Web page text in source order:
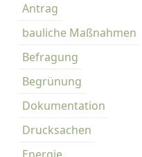
Antrag
bauliche Maßnahmen
Befragung
Begrünung
Dokumentation
Drucksachen